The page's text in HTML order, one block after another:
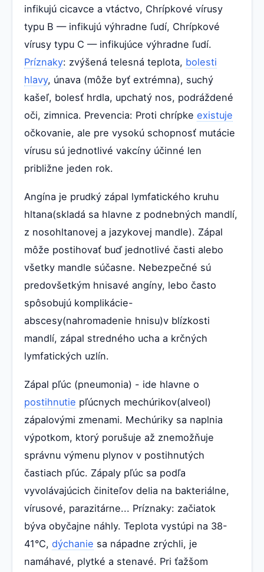
infikujú cicavce a vtáctvo, Chrípkové vírusy
typu B — infikujú výhradne ľudí, Chrípkové
vírusy typu C — infikujúce výhradne ľudí.
Príznaky: zvýšená telesná teplota, bolesti
hlavy, únava (môže byť extrémna), suchý
kašeľ, bolesť hrdla, upchatý nos, podráždené
oči, zimnica. Prevencia: Proti chrípke existuje
očkovanie, ale pre vysokú schopnosť mutácie
vírusu sú jednotlivé vakcíny účinné len
približne jeden rok.
Angína je prudký zápal lymfatického kruhu
hltana(skladá sa hlavne z podnebných mandlí,
z nosohltanovej a jazykovej mandle). Zápal
môže postihovať buď jednotlivé časti alebo
všetky mandle súčasne. Nebezpečné sú
predovšetkým hnisavé angíny, lebo často
spôsobujú komplikácie-
abscesy(nahromadenie hnisu)v blízkosti
mandlí, zápal stredného ucha a krčných
lymfatických uzlín.
Zápal pľúc (pneumonia) - ide hlavne o
postihnutie pľúcnych mechúrikov(alveol)
zápalovými zmenami. Mechúriky sa naplnia
výpotkom, ktorý porušuje až znemožňuje
správnu výmenu plynov v postihnutých
častiach pľúc. Zápaly pľúc sa podľa
vyvolávajúcich činiteľov delia na bakteriálne,
vírusové, parazitárne... Príznaky: začiatok
býva obyčajne náhly. Teplota vystúpi na 38-
41°C, dýchanie sa nápadne zrýchli, je
namáhavé, plytké a stenavé. Pri ťažšom